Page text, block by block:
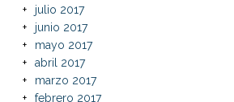
julio 2017
junio 2017
mayo 2017
abril 2017
marzo 2017
febrero 2017